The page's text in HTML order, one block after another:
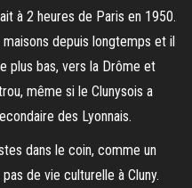
à 2 heures de Paris en 1950.
depuis longtemps et il
plus bas, vers la Drôme et
même si le Clunysois a
des Lyonnais.
dans le coin, comme un
de vie culturelle à Cluny.